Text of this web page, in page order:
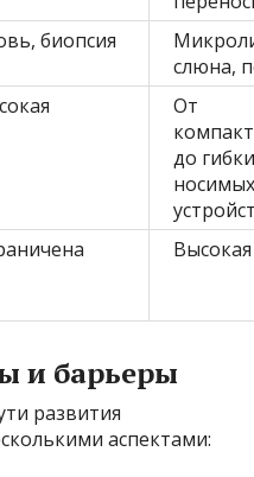
биопсия
слюна,
От
до
Высокая
и барьеры
развития
аспектами: